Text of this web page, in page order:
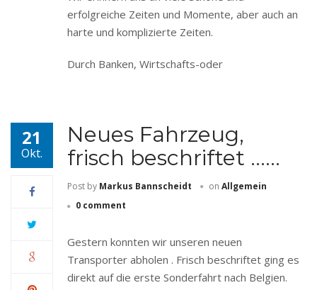
erfolgreiche Zeiten und Momente, aber auch an
harte und komplizierte Zeiten.
Durch Banken, Wirtschafts-oder
21
Okt.
Neues Fahrzeug,
frisch beschriftet ……
Post by Markus Bannscheidt on Allgemein
0 comment
Gestern konnten wir unseren neuen
Transporter abholen . Frisch beschriftet ging es
direkt auf die erste Sonderfahrt nach Belgien.